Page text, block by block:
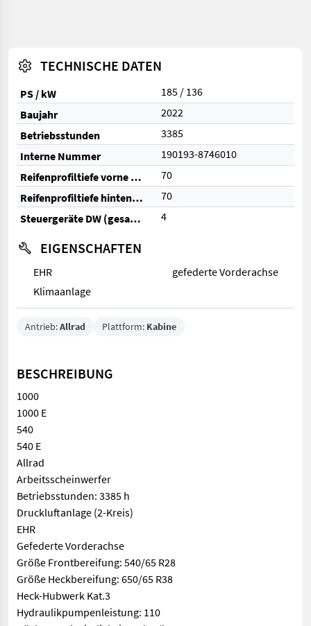
TECHNISCHE DATEN
PS / kW
185 / 136
Baujahr
2022
Betriebsstunden
3385
Interne Nummer
190193-8746010
Reifenprofiltiefe vorne (%)
70
Reifenprofiltiefe hinten (%)
70
Steuergeräte DW (gesamt)
4
EIGENSCHAFTEN
EHR
gefederte Vorderachse
Klimaanlage
Antrieb:Allrad Plattform: Kabine
BESCHREIBUNG
1000
1000 E
540
540 E
Allrad
Arbeitsscheinwerfer
Betriebsstunden: 3385 h
Druckluftanlage (2-Kreis)
EHR
Gefederte Vorderachse
Größe Frontbereifung: 540/65 R28
Größe Heckbereifung: 650/65 R38
Heck-Hubwerk Kat.3
Hydraulikpumpenleistung: 110